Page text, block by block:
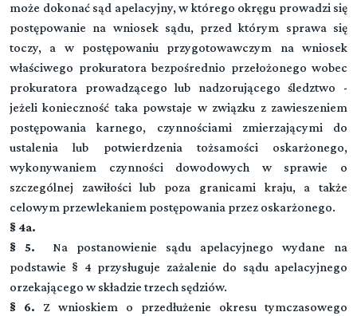
może dokonać sąd apelacyjny, w którego okręgu prowadzi się
postępowanie na wniosek sądu, przed którym sprawa się
toczy, a w postępowaniu przygotowawczym na wniosek
właściwego prokuratora bezpośrednio przełożonego wobec
prokuratora prowadzącego lub nadzorującego śledztwo -
jeżeli konieczność taka powstaje w związku z zawieszeniem
postępowania karnego, czynnościami zmierzającymi do
ustalenia lub potwierdzenia tożsamości oskarżonego,
wykonywaniem czynności dowodowych w sprawie o
szczególnej zawiłości lub poza granicami kraju, a także
celowym przewlekaniem postępowania przez oskarżonego.
§ 4a.
§ 5. Na postanowienie sądu apelacyjnego wydane na
podstawie § 4 przysługuje zażalenie do sądu apelacyjnego
orzekającego w składzie trzech sędziów.
§ 6. Z wnioskiem o przedłużenie okresu tymczasowego